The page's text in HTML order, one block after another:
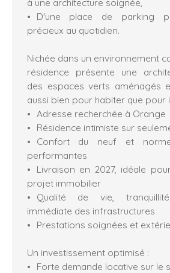
D'une place de parking
précieux au quotidien.
Nichée dans un environnement
résidence présente une
des espaces verts aménagés
aussi bien pour habiter que pour
Adresse recherchée à Orange
Résidence intimiste sur
Confort du neuf et
performantes
Livraison en 2027, idéale
projet immobilier
Qualité de vie,
immédiate des infrastructures
Prestations soignées et
Un investissement optimisé :
Forte demande locative sur le